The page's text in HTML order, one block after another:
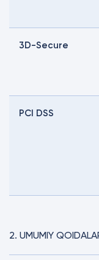
3D-Secure
PCI DSS
2. UMUMIY